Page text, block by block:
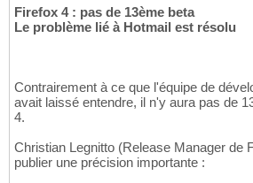
Firefox 4 : pas de 13ème beta
Le problème lié à Hotmail est résolu
Contrairement à ce que l'équipe de
avait laissé entendre, il n'y aura pas de
4.
Christian Legnitto (Release Manager de
publier une précision importante :